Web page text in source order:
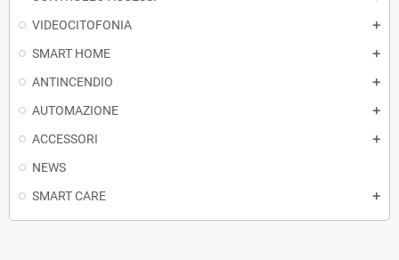
VIDEOCITOFONIA
SMART HOME
ANTINCENDIO
AUTOMAZIONE
ACCESSORI
NEWS
SMART CARE